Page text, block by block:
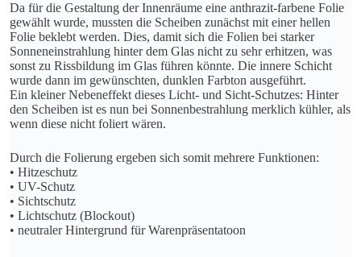
Da für die Gestaltung der Innenräume eine anthrazit-farbene Folie
gewählt wurde, mussten die Scheiben zunächst mit einer hellen
Folie beklebt werden. Dies, damit sich die Folien bei starker
Sonneneinstrahlung hinter dem Glas nicht zu sehr erhitzen, was
sonst zu Rissbildung im Glas führen könnte. Die innere Schicht
wurde dann im gewünschten, dunklen Farbton ausgeführt.
Ein kleiner Nebeneffekt dieses Licht- und Sicht-Schutzes: Hinter
den Scheiben ist es nun bei Sonnenbestrahlung merklich kühler, als
wenn diese nicht foliert wären.
Durch die Folierung ergeben sich somit mehrere Funktionen:
• Hitzeschutz
• UV-Schutz
• Sichtschutz
• Lichtschutz (Blockout)
• neutraler Hintergrund für Warenpräsentatoon